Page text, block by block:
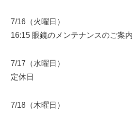
7/16（火曜日）
16:15 眼鏡のメンテナンスのご案
7/17（水曜日）
定休日
7/18（木曜日）